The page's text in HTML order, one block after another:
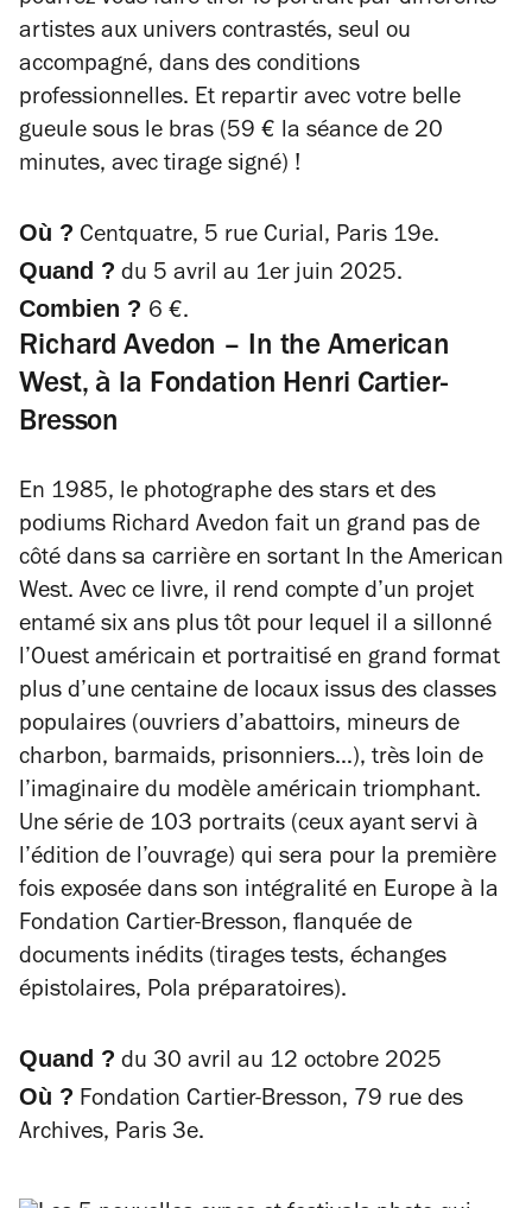
artistes aux univers contrastés, seul ou
accompagné, dans des conditions
professionnelles. Et repartir avec votre belle
gueule sous le bras (59 € la séance de 20
minutes, avec tirage signé) !
Où ? Centquatre, 5 rue Curial, Paris 19e.
Quand ? du 5 avril au 1er juin 2025.
Combien ? 6 €.
Richard Avedon – In the American
West, à la Fondation Henri Cartier-
Bresson
En 1985, le photographe des stars et des
podiums Richard Avedon fait un grand pas de
côté dans sa carrière en sortant In the American
West. Avec ce livre, il rend compte d’un projet
entamé six ans plus tôt pour lequel il a sillonné
l’Ouest américain et portraitisé en grand format
plus d’une centaine de locaux issus des classes
populaires (ouvriers d’abattoirs, mineurs de
charbon, barmaids, prisonniers…), très loin de
l’imaginaire du modèle américain triomphant.
Une série de 103 portraits (ceux ayant servi à
l’édition de l’ouvrage) qui sera pour la première
fois exposée dans son intégralité en Europe à la
Fondation Cartier-Bresson, flanquée de
documents inédits (tirages tests, échanges
épistolaires, Pola préparatoires).
Quand ? du 30 avril au 12 octobre 2025
Où ? Fondation Cartier-Bresson, 79 rue des
Archives, Paris 3e.